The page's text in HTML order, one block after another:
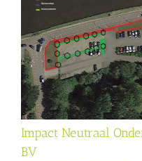
Impact Neutraal
BV